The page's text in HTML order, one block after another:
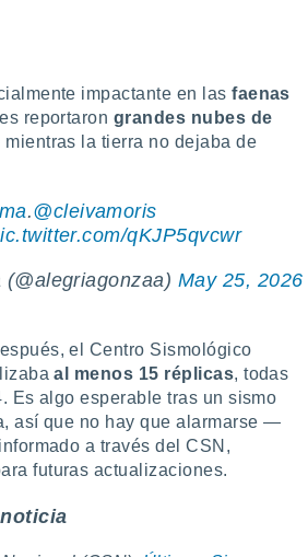
impactante en lasfaenas
reportaron grandes nubes de
mientras la tierra no dejaba de
.@cleivamoris
qKJP5qvcwr
May 25, 2026
el Centro Sismológico
al menos 15 réplicas, todas
Es algo esperable tras un sismo
así que no hay que alarmarse —
a través del CSN,
futuras actualizaciones.